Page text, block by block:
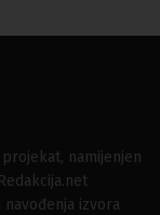
namijenjen
izvora